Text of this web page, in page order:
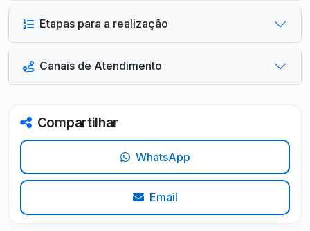
Etapas para a realização
Canais de Atendimento
Compartilhar
WhatsApp
Email